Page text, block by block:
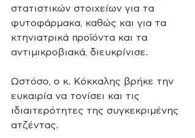
στατιστικών στοιχείων για τα
φυτοφάρμακα, καθώς και για τα
κτηνιατρικά προϊόντα και τα
αντιμικροβιακά, διευκρίνισε.
Ωστόσο, ο κ. Κόκκαλης βρήκε την
ευκαιρία να τονίσει και τις
ιδιαιτερότητες της συγκεκριμένης
ατζέντας.